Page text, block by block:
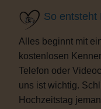
So entsteht
Alles beginnt mit
kostenlosen
Telefon oder
uns ist wichtig.
Hochzeitstag